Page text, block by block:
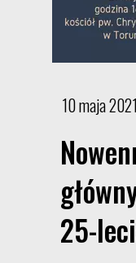
10 maja 2021
25-